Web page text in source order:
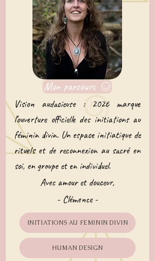
Mon parcours
Vision audacieuse : 2026 marque
l’ouverture officielle des initiations au
féminin divin. Un espace initiatique de
rituels et de reconnexion au sacré en
soi, en groupe et en individuel.
Avec amour et douceur,
- Clémence -
INITIATIONS AU FEMININ DIVIN
HUMAN DESIGN